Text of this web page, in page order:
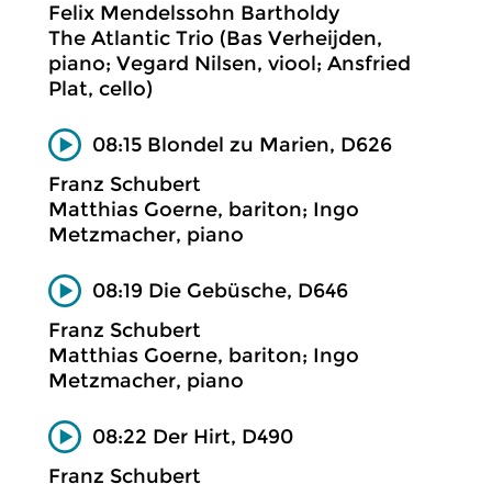
Felix Mendelssohn Bartholdy
The Atlantic Trio (Bas Verheijden,
piano; Vegard Nilsen, viool; Ansfried
Plat, cello)
08:15 Blondel zu Marien, D626
Franz Schubert
Matthias Goerne, bariton; Ingo
Metzmacher, piano
08:19 Die Gebüsche, D646
Franz Schubert
Matthias Goerne, bariton; Ingo
Metzmacher, piano
08:22 Der Hirt, D490
Franz Schubert